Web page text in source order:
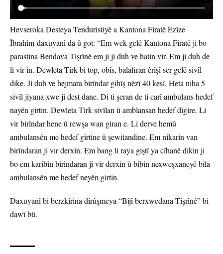
Hevseroka Desteya Tenduristiyê a Kantona Firatê Ezîze
Îbrahîm daxuyanî da û got: “Em wek gelê Kantona Firatê ji bo
parastina Bendava Tişrînê em ji ji duh ve hatin vir. Em ji duh de
li vir in. Dewleta Tirk bi top, obîs, balafiran êrîşî ser gelê sivîl
dike. Ji duh ve hejmara birîndar gihîş nêzî 40 kesî. Heta niha 5
sivîl jiyana xwe ji dest dane. Di ti şeran de ti carî ambulans hedef
nayên girtin. Dewleta Tirk sivîlan û amblansan hedef digire. Li
vir birîndar hene û rewşa wan giran e. Li derve hemû
ambulansên me hedef girtine û şewitandine. Em nikarin van
birîndaran ji vir derxin. Em bang li raya giştî ya cîhanê dikin ji
bo em karibin birîndaran ji vir derxin û bibin nexweşxaneyê bila
ambulansên me hedef neyên girtin.
Daxuyanî bi berzkirina dirûşmeya “Bijî berxwedana Tişrînê” bi
dawî bû.